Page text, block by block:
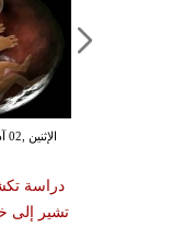
دراسة
تشير إلى